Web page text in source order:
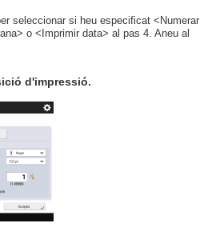
seleccionar si heu especificat <Numerar
o <Imprimir data> al pas 4. Aneu al
d'impressió.